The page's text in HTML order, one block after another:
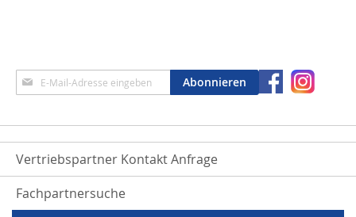
Anmeldung
zum
Abonnieren
Vertriebspartner Kontakt Anfrage
Fachpartnersuche